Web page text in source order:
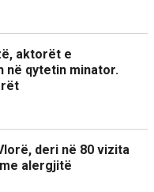
aktorët e
në qytetin minator.
deri në 80 vizita
alergjitë